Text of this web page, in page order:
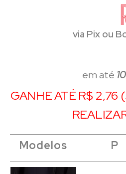
via Pix ou
em até
GANHE ATÉ R$ 2,76
Modelos P
Modelos
Modelos
Modelos P